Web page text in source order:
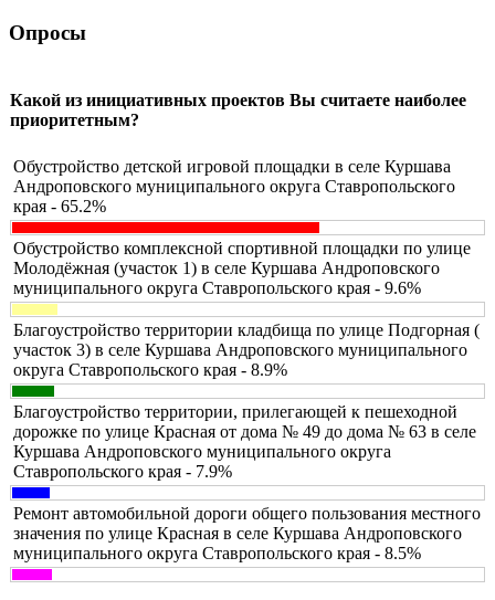
Опросы
Какой из инициативных проектов Вы считаете наиболее
приоритетным?
Обустройство детской игровой площадки в селе Куршава
Андроповского муниципального округа Ставропольского
края - 65.2%
Обустройство комплексной спортивной площадки по улице
Молодёжная (участок 1) в селе Куршава Андроповского
муниципального округа Ставропольского края - 9.6%
Благоустройство территории кладбища по улице Подгорная (
участок 3) в селе Куршава Андроповского муниципального
округа Ставропольского края - 8.9%
Благоустройство территории, прилегающей к пешеходной
дорожке по улице Красная от дома № 49 до дома № 63 в селе
Куршава Андроповского муниципального округа
Ставропольского края - 7.9%
Ремонт автомобильной дороги общего пользования местного
значения по улице Красная в селе Куршава Андроповского
муниципального округа Ставропольского края - 8.5%